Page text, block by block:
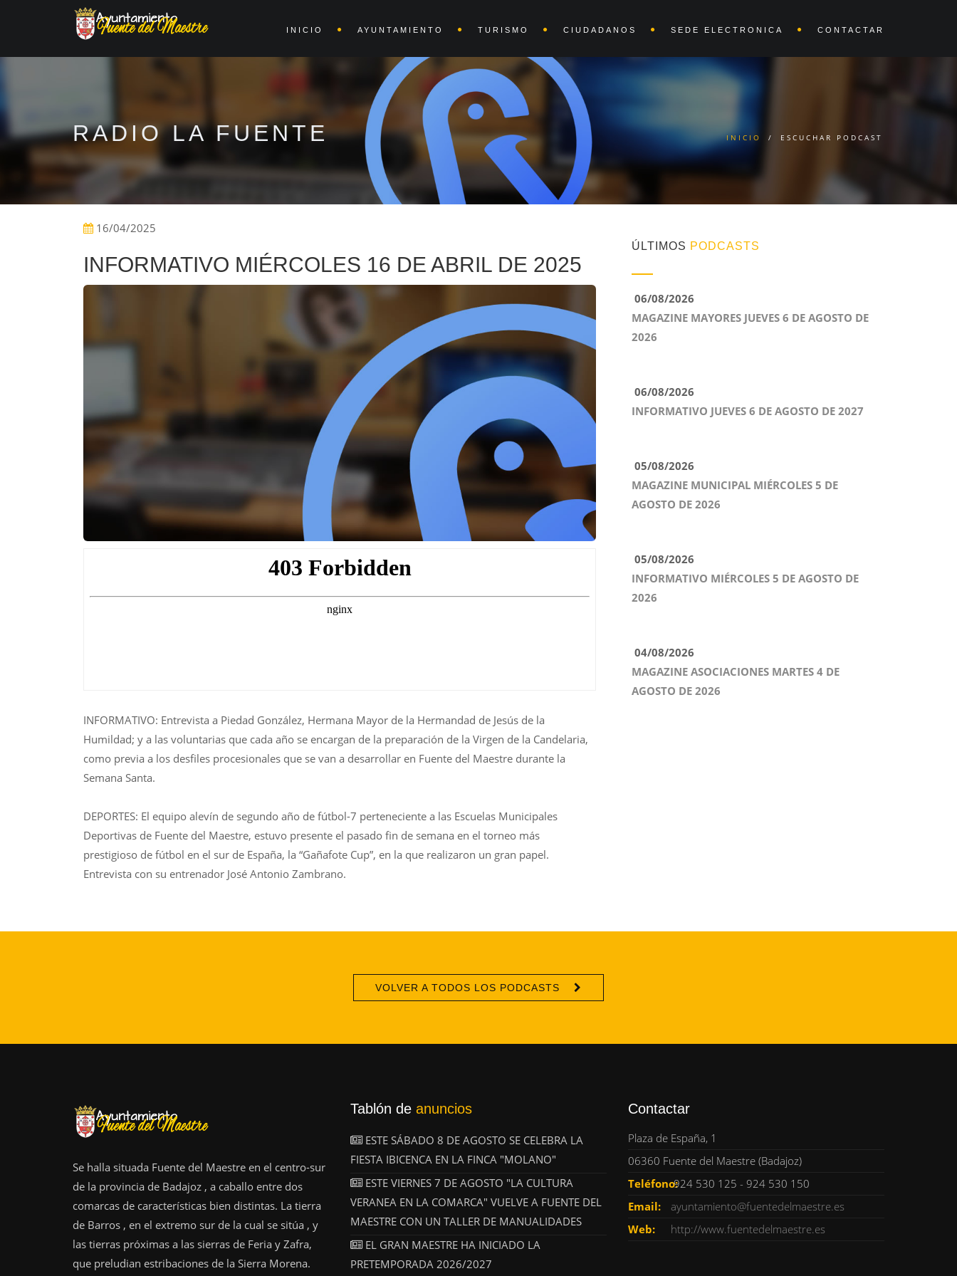
INICIO AYUNTAMIENTO TURISMO CIUDADANOS SEDE ELECTRONICA CONTACTAR
RADIO LA FUENTE INICIO / ESCUCHAR PODCAST
16/04/2025
INFORMATIVO MIÉRCOLES 16 DE ABRIL DE 2025
INFORMATIVO: Entrevista a Piedad González, Hermana Mayor de la Hermandad de Jesús de la
Humildad; y a las voluntarias que cada año se encargan de la preparación de la Virgen de la Candelaria,
como previa a los desfiles procesionales que se van a desarrollar en Fuente del Maestre durante la
Semana Santa.
DEPORTES: El equipo alevín de segundo año de fútbol-7 perteneciente a las Escuelas Municipales
Deportivas de Fuente del Maestre, estuvo presente el pasado fin de semana en el torneo más
prestigioso de fútbol en el sur de España, la “Gañafote Cup”, en la que realizaron un gran papel.
Entrevista con su entrenador José Antonio Zambrano.
ÚLTIMOS PODCASTS
06/08/2026
MAGAZINE MAYORES JUEVES 6 DE AGOSTO DE
2026
06/08/2026
INFORMATIVO JUEVES 6 DE AGOSTO DE 2027
05/08/2026
MAGAZINE MUNICIPAL MIÉRCOLES 5 DE
AGOSTO DE 2026
05/08/2026
INFORMATIVO MIÉRCOLES 5 DE AGOSTO DE
2026
04/08/2026
MAGAZINE ASOCIACIONES MARTES 4 DE
AGOSTO DE 2026
VOLVER A TODOS LOS PODCASTS
Se halla situada Fuente del Maestre en el centro-sur
de la provincia de Badajoz , a caballo entre dos
comarcas de características bien distintas. La tierra
de Barros , en el extremo sur de la cual se sitúa , y
las tierras próximas a las sierras de Feria y Zafra,
que preludian estribaciones de la Sierra Morena.
Tablón de anuncios
ESTE SÁBADO 8 DE AGOSTO SE CELEBRA LA
FIESTA IBICENCA EN LA FINCA "MOLANO"
ESTE VIERNES 7 DE AGOSTO "LA CULTURA
VERANEA EN LA COMARCA" VUELVE A FUENTE DEL
MAESTRE CON UN TALLER DE MANUALIDADES
EL GRAN MAESTRE HA INICIADO LA
PRETEMPORADA 2026/2027
Contactar
Plaza de España, 1
06360 Fuente del Maestre (Badajoz)
Teléfono:924 530 125 - 924 530 150
Email:
ayuntamiento@fuentedelmaestre.es
Web:
http://www.fuentedelmaestre.es